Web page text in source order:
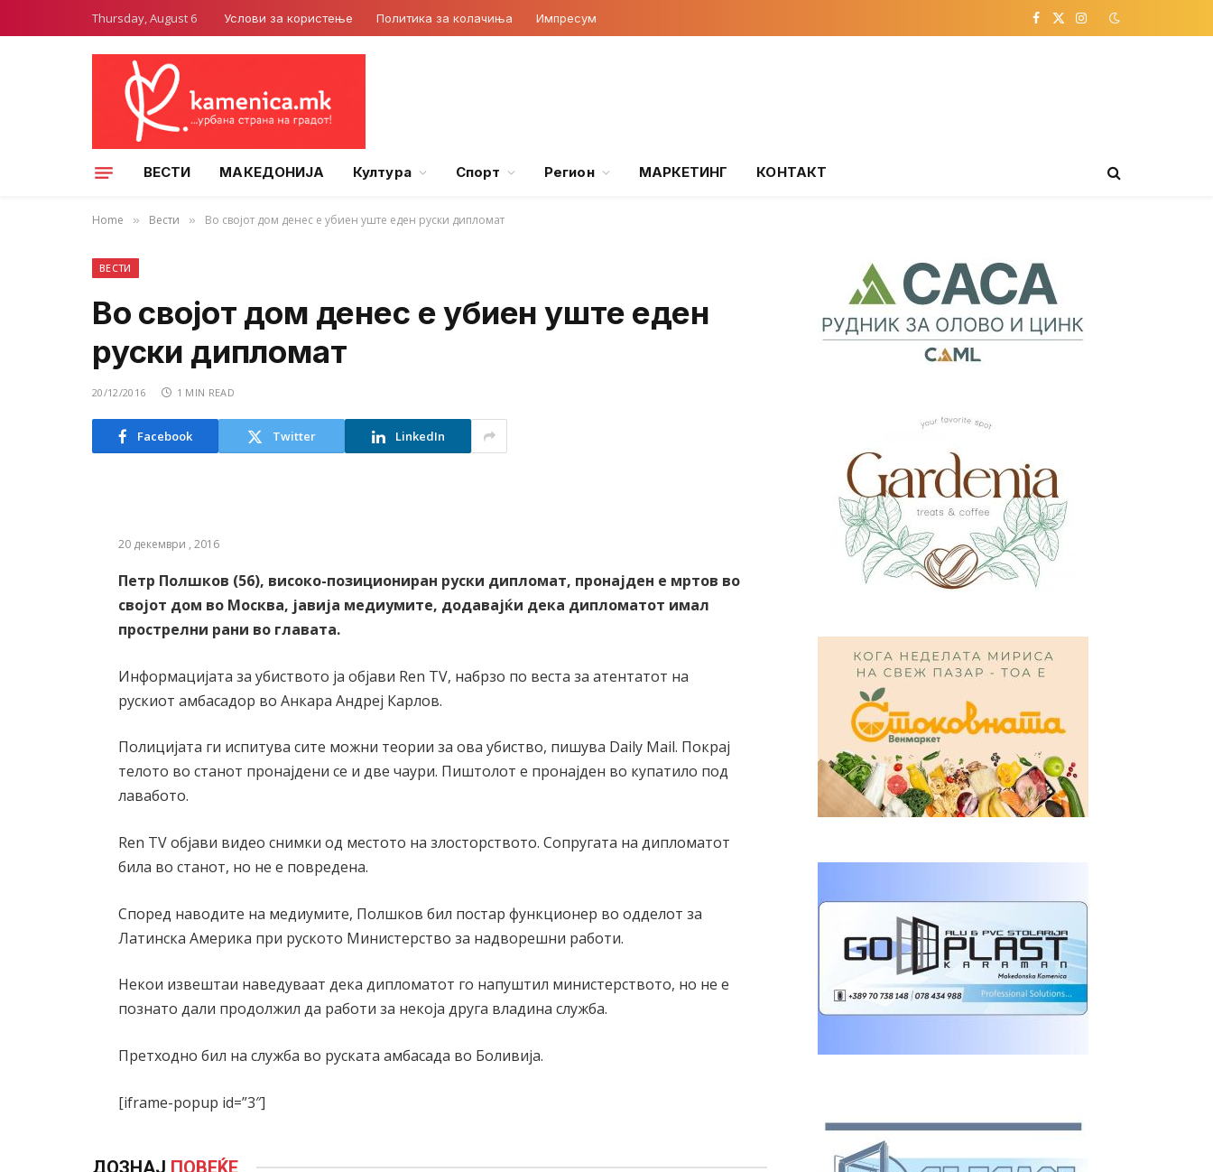
Thursday, August 6 Услови за користење Политика за колачиња Импресум Facebook
X
Instagram
ВЕСТИ МАКЕДОНИЈА Култура Спорт Регион МАРКЕТИНГ КОНТАКТ
Home » Вести » Во својот дом денес е убиен уште еден руски дипломат
ВЕСТИ
Во својот дом денес е убиен уште еден
руски дипломат
20/12/2016 1 MIN READ
Facebook Twitter LinkedIn
20 декември , 2016
Петр Полшков (56), високо-позициониран руски дипломат, пронајден е мртов во
својот дом во Москва, јавија медиумите, додавајќи дека дипломатот имал
прострелни рани во главата.
Информацијата за убиството ја објави Ren TV, набрзо по веста за атентатот на
рускиот амбасадор во Анкара Андреј Карлов.
Полицијата ги испитува сите можни теории за ова убиство, пишува Daily Mail. Покрај
телото во станот пронајдени се и две чаури. Пиштолот е пронајден во купатило под
лавабото.
Ren TV објави видео снимки од местото на злосторството. Сопругата на дипломатот
била во станот, но не е повредена.
Според наводите на медиумите, Полшков бил постар функционер во одделот за
Латинска Америка при руското Министерство за надворешни работи.
Некои извештаи наведуваат дека дипломатот го напуштил министерството, но не е
познато дали продолжил да работи за некоја друга владина служба.
Претходно бил на служба во руската амбасада во Боливија.
[iframe-popup id=”3″]
ДОЗНАЈ ПОВЕЌЕ